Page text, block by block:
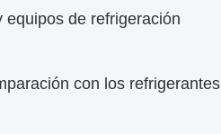
de refrigeración
con los refrigerantes